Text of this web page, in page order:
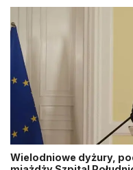
Wielodniowe dyżury,